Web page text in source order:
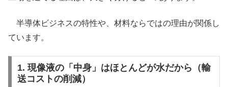
半導体ビジネスの特性や、材料ならではの理由が関係し
ています。
1. 現像液の「中身」はほとんどが水だから（輸
送コストの削減）